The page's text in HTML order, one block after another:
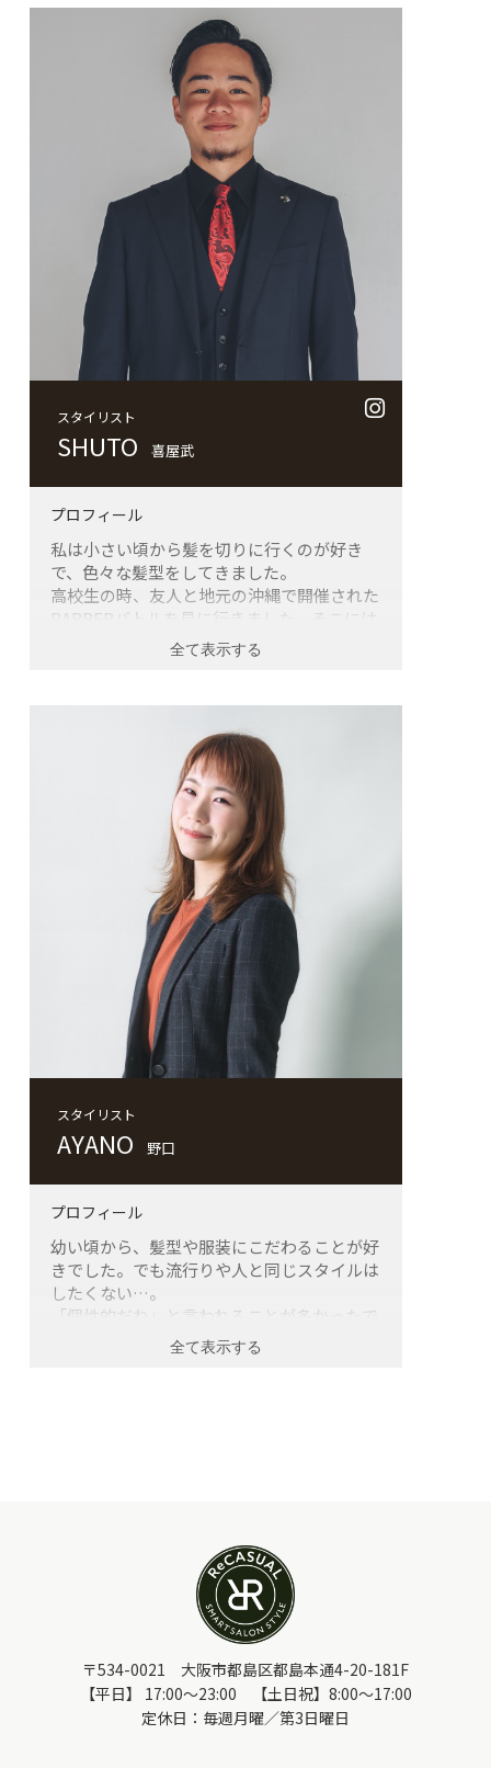
中にずっとわだかまってました。
そんな時間をかけて皆毎日セットをするのだ
ろうかと中学、高校の頃ずっと思ってまし
た。サロン帰りのセットって、プロだからで
きるんだよなと。そのわだかまりに答えをく
れたのが理容師の先輩でした。「俺ワックス
つけるのキライ」と、ヘアサロンのスタッフ
ながら豪語するその人はお客様のセットも簡
単に済ませてました。曰く「明日家で自分で
できなきゃ意味がない」とのこと
それを聞いた時から、私のスタイリストとし
ての行く先が、「セットをしなくてもいい髪
をつくる」になりました。
お客様へ一言
めんどくさい！楽をしたい！大歓迎です。な
をご提供いたします。
スタイリスト
SHUTO 喜屋武
プロフィール
私は小さい頃から髪を切りに行くのが好き
で、色々な髪型をしてきました。
高校生の時、友人と地元の沖縄で開催された
BARBERバトルを見に行きました。そこには
若い人から年配の方まで男女問わず、かっこ
いい大人がいました。自分もこんなかっこい
いたい！と感じました。
そこから、学校が終わると友達の髪を沖縄の
海沿いで切ったり、行事の時はセットしてあ
げたりしていました。
そこからだんだん、髪を整えることにハマっ
ていき、これを仕事にしたいと思い、高校卒
業後に理容師への道を本格的に実現するため
に大阪に出てきました。
常に成長して、お客様に寄り添っていけるよ
うに頑張ります！
スタイリスト
AYANO 野口
プロフィール
幼い頃から、髪型や服装にこだわることが好
きでした。でも流行りや人と同じスタイルは
したくない…。
「個性的だね」と言われることが多かったで
す。そんな私も会社員として勤めるようにな
り、“身だしなみ”や“TPO”を意識するように
それが私の会社員から理容師になった理由の
すごくファッショナブルじゃなくてもいい。
流行を追い求めすぎなくていい。快適で自分
にフィットしていて、鏡を見て納得できる毎
日を過ごせる、そんなお手伝いをしたいと思
っています。
〒534-0021 大阪市都島区都島本通4-20-181F
【平日】 17:00～23:00 【土日祝】8:00～17:00
定休日：毎週月曜／第3日曜日